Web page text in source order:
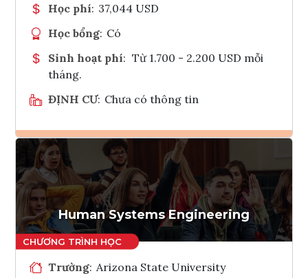
Học phí: 37,044 USD
Học bổng: Có
Sinh hoạt phí: Từ 1.700 - 2.200 USD mỗi
tháng.
ĐỊNH CƯ: Chưa có thông tin
Ghi danh
Tham vấn Interlink
Human Systems Engineering
Trường: Arizona State University